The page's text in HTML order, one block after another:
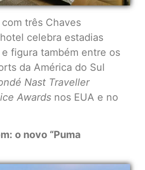
três Chaves
celebra estadias
figura também entre os
da América do Sul
Nast Traveller
Awards nos EUA e no
o novo “Puma